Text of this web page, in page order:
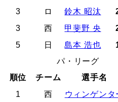
3
ロ 鈴木 昭汰
3
西 甲斐野 央
5
日 島本 浩也
パ・リーグ
順位
チーム 選手名
1
西 ウィンゲンタ